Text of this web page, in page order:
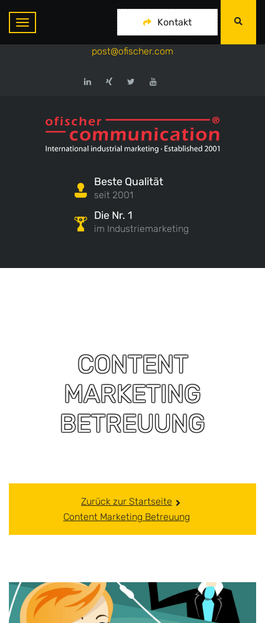
ofischer communication
+49-175-718 444 1
post@ofischer.com
Beste Qualität
seit 2001
Die Nr. 1
im Industriemarketing
Kontakt
CONTENT
MARKETING
BETREUUNG
Zurück zur Startseite
Content Marketing Betreuung